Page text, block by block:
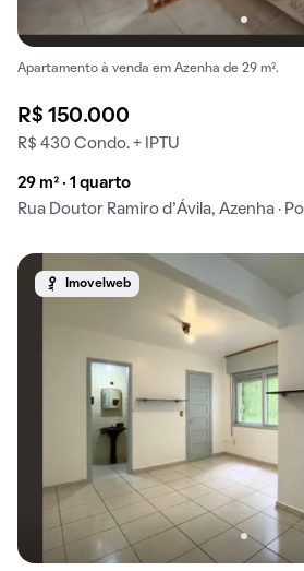
Apartamento à venda em Azenha de 29 m².
R$ 150.000
R$ 430 Condo. + IPTU
29 m² · 1 quarto
Rua Doutor Ramiro d'Ávila, Azenha ·
Imovelweb